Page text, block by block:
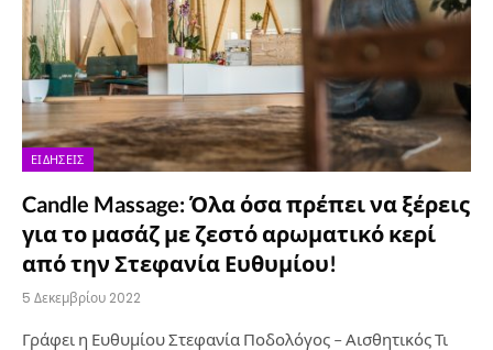
ΕΙΔΉΣΕΙΣ
Candle Massage: Όλα όσα πρέπει να ξέρεις
για το μασάζ με ζεστό αρωματικό κερί
από την Στεφανία Ευθυμίου!
5 Δεκεμβρίου 2022
Γράφει η Ευθυμίου Στεφανία Ποδολόγος – Αισθητικός Τι